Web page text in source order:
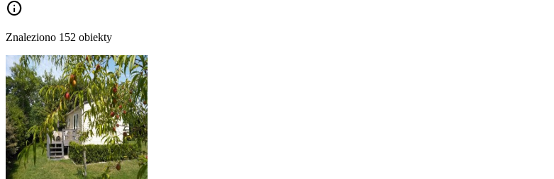
info
Znaleziono 152 obiekty